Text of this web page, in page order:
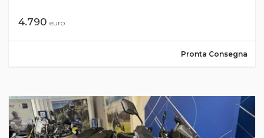
4.790 euro
Pronta Consegna